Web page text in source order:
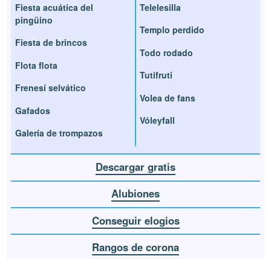
Fiesta acuática del
pingüino
Fiesta de brincos
Flota flota
Frenesí selvático
Gafados
Galería de trompazos
Telelesilla
Templo perdido
Todo rodado
Tutifruti
Volea de fans
Vóleyfall
Descargar gratis
Alubiones
Conseguir elogios
Rangos de corona